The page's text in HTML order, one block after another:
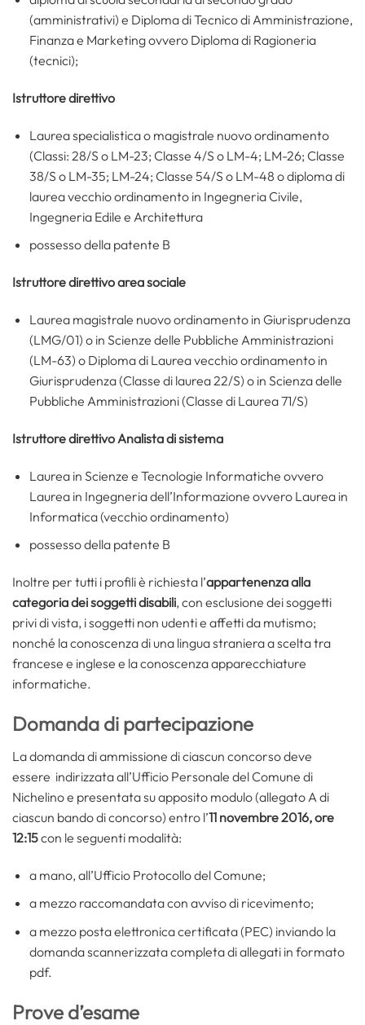
(amministrativi) e Diploma di Tecnico di Amministrazione,
Finanza e Marketing ovvero Diploma di Ragioneria
(tecnici);
Istruttore direttivo
Laurea specialistica o magistrale nuovo ordinamento
(Classi: 28/S o LM-23; Classe 4/S o LM-4; LM-26; Classe
38/S o LM-35; LM-24; Classe 54/S o LM-48 o diploma di
laurea vecchio ordinamento in Ingegneria Civile,
Ingegneria Edile e Architettura
possesso della patente B
Istruttore direttivo area sociale
Laurea magistrale nuovo ordinamento in Giurisprudenza
(LMG/01) o in Scienze delle Pubbliche Amministrazioni
(LM-63) o Diploma di Laurea vecchio ordinamento in
Giurisprudenza (Classe di laurea 22/S) o in Scienza delle
Pubbliche Amministrazioni (Classe di Laurea 71/S)
Istruttore direttivo Analista di sistema
Laurea in Scienze e Tecnologie Informatiche ovvero
Laurea in Ingegneria dell’Informazione ovvero Laurea in
Informatica (vecchio ordinamento)
possesso della patente B
Inoltre per tutti i profili è richiesta l’appartenenza alla
categoria dei soggetti disabili, con esclusione dei soggetti
privi di vista, i soggetti non udenti e affetti da mutismo;
nonché la conoscenza di una lingua straniera a scelta tra
francese e inglese e la conoscenza apparecchiature
informatiche.
Domanda di partecipazione
La domanda di ammissione di ciascun concorso deve
essere indirizzata all’Ufficio Personale del Comune di
Nichelino e presentata su apposito modulo (allegato A di
ciascun bando di concorso) entro l’11 novembre 2016, ore
12:15con le seguenti modalità:
a mano, all’Ufficio Protocollo del Comune;
a mezzo raccomandata con avviso di ricevimento;
a mezzo posta elettronica certificata (PEC) inviando la
domanda scannerizzata completa di allegati in formato
pdf.
Prove d’esame